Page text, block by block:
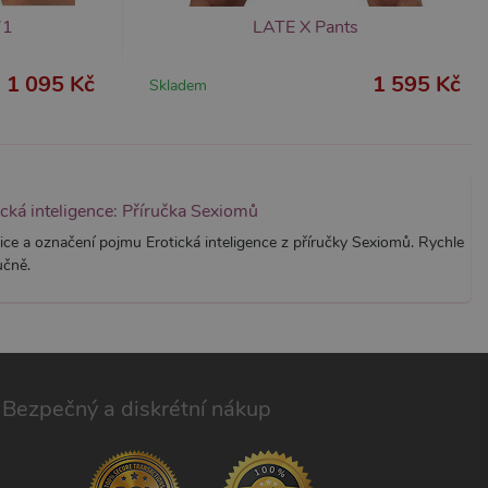
1 095 Kč
LATE X Pants
Skladem 1 595 Kč
inteligence: Příručka Sexiomů
a označení pojmu Erotická inteligence z příručky Sexiomů. Rychle
Bezpečný a diskrétní nákup
uživatelů
každého požadavku na